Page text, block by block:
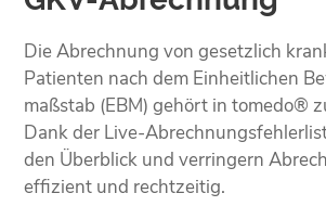
Die Abrechnung von gesetzlich
Patienten nach dem Einheit­lichen
maßstab (EBM) gehört in tomedo®
Dank der Live-
den Überblick und verringern
effizient und rechtzeitig.